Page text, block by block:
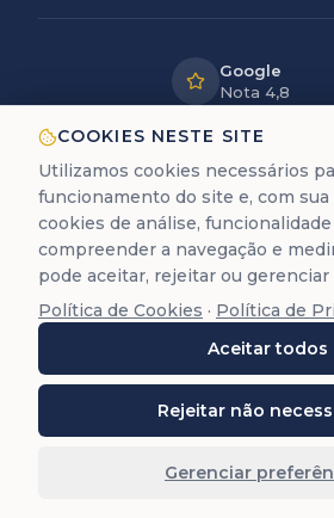
Google
Nota 4,8
LGPD
protegidos
12+ anos
de
A Trastevere é uma empresa de
para cidadania europeia. Não
jurídicos de advocacia
Trastevere Cidadanias.
reservados. O conteúdo deste
Reprodução total ou parcial é
COOKIES NESTE SITE
Utilizamos cookies necessários
funcionamento do site e, com sua
cookies de análise,
compreender a navegação e
pode aceitar, rejeitar ou
Política de Cookies · Política de
Aceitar todos
Rejeitar não
Gerenciar